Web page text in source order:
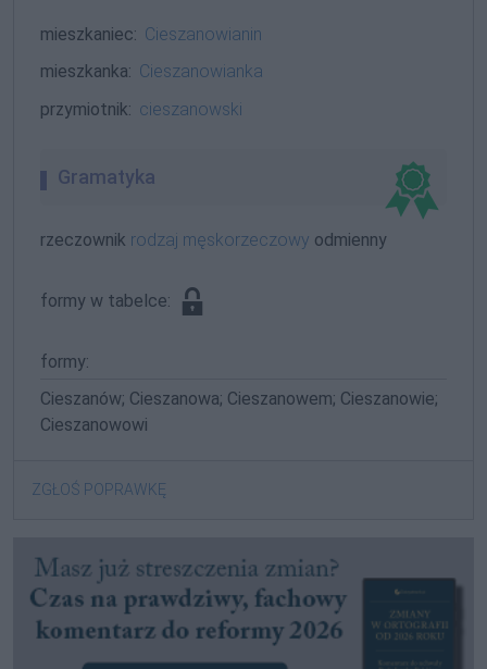
mieszkaniec: Cieszanowianin
mieszkanka: Cieszanowianka
przymiotnik: cieszanowski
Gramatyka
rzeczownik rodzaj męskorzeczowy odmienny
formy w tabelce:
formy:
Cieszanów; Cieszanowa; Cieszanowem; Cieszanowie;
Cieszanowowi
ZGŁOŚ POPRAWKĘ